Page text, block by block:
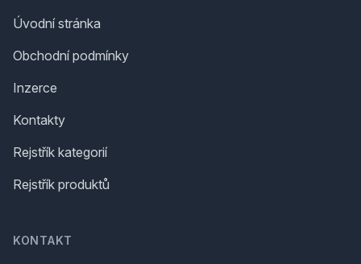
Úvodní stránka
Obchodní podmínky
Inzerce
Kontakty
Rejstřík kategorií
Rejstřík produktů
KONTAKT